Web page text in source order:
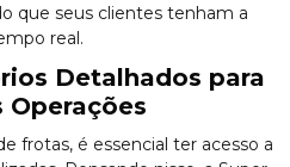
que seus clientes tenham a
real.
Detalhados para
frotas, é essencial ter acesso a